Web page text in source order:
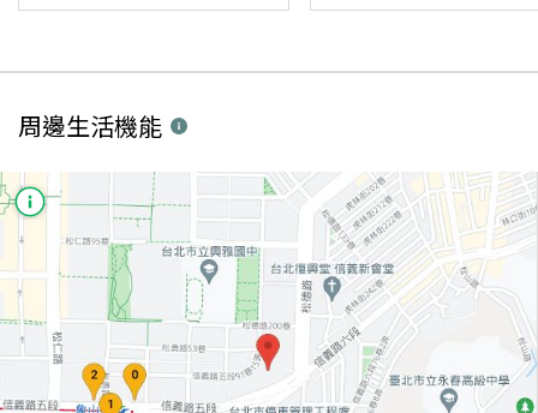
周邊生活機能